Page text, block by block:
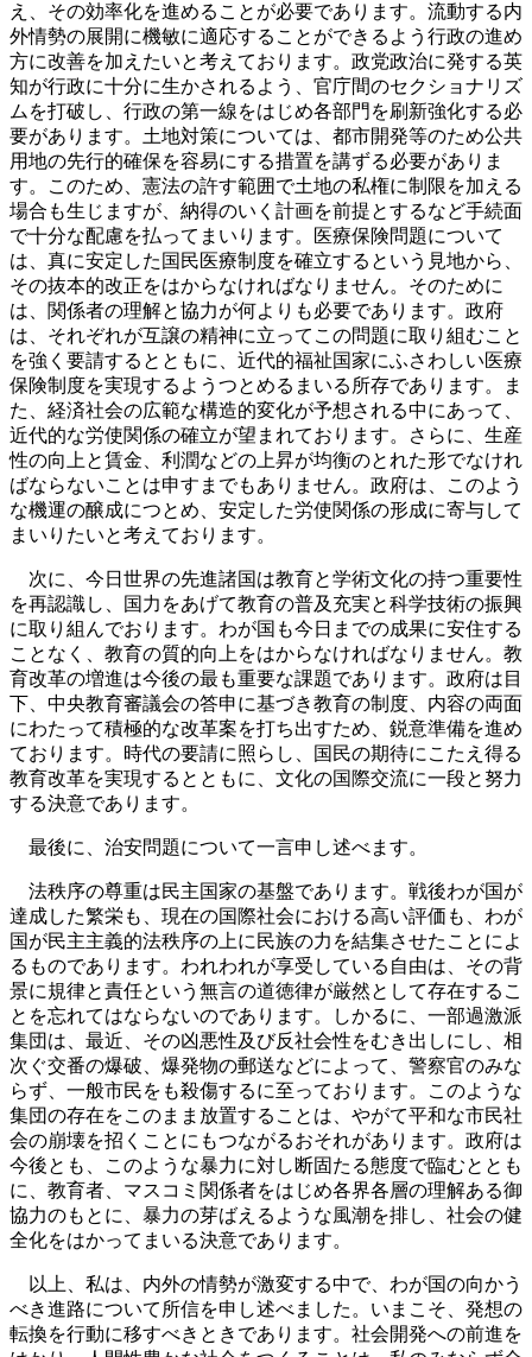
え、その効率化を進めることが必要であります。流動する内
外情勢の展開に機敏に適応することができるよう行政の進め
方に改善を加えたいと考えております。政党政治に発する英
知が行政に十分に生かされるよう、官庁間のセクショナリズ
ムを打破し、行政の第一線をはじめ各部門を刷新強化する必
要があります。土地対策については、都市開発等のため公共
用地の先行的確保を容易にする措置を講ずる必要がありま
す。このため、憲法の許す範囲で土地の私権に制限を加える
場合も生じますが、納得のいく計画を前提とするなど手続面
で十分な配慮を払ってまいります。医療保険問題について
は、真に安定した国民医療制度を確立するという見地から、
その抜本的改正をはからなければなりません。そのために
は、関係者の理解と協力が何よりも必要であります。政府
は、それぞれが互譲の精神に立ってこの問題に取り組むこと
を強く要請するとともに、近代的福祉国家にふさわしい医療
保険制度を実現するようつとめるまいる所存であります。ま
た、経済社会の広範な構造的変化が予想される中にあって、
近代的な労使関係の確立が望まれております。さらに、生産
性の向上と賃金、利潤などの上昇が均衡のとれた形でなけれ
ばならないことは申すまでもありません。政府は、このよう
な機運の醸成につとめ、安定した労使関係の形成に寄与して
まいりたいと考えております。
次に、今日世界の先進諸国は教育と学術文化の持つ重要性
を再認識し、国力をあげて教育の普及充実と科学技術の振興
に取り組んでおります。わが国も今日までの成果に安住する
ことなく、教育の質的向上をはからなければなりません。教
育改革の増進は今後の最も重要な課題であります。政府は目
下、中央教育審議会の答申に基づき教育の制度、内容の両面
にわたって積極的な改革案を打ち出すため、鋭意準備を進め
ております。時代の要請に照らし、国民の期待にこたえ得る
教育改革を実現するとともに、文化の国際交流に一段と努力
する決意であります。
最後に、治安問題について一言申し述べます。
法秩序の尊重は民主国家の基盤であります。戦後わが国が
達成した繁栄も、現在の国際社会における高い評価も、わが
国が民主主義的法秩序の上に民族の力を結集させたことによ
るものであります。われわれが享受している自由は、その背
景に規律と責任という無言の道徳律が厳然として存在するこ
とを忘れてはならないのであります。しかるに、一部過激派
集団は、最近、その凶悪性及び反社会性をむき出しにし、相
次ぐ交番の爆破、爆発物の郵送などによって、警察官のみな
らず、一般市民をも殺傷するに至っております。このような
集団の存在をこのまま放置することは、やがて平和な市民社
会の崩壊を招くことにもつながるおそれがあります。政府は
今後とも、このような暴力に対し断固たる態度で臨むととも
に、教育者、マスコミ関係者をはじめ各界各層の理解ある御
協力のもとに、暴力の芽ばえるような風潮を排し、社会の健
全化をはかってまいる決意であります。
以上、私は、内外の情勢が激変する中で、わが国の向かう
べき進路について所信を申し述べました。いまこそ、発想の
転換を行動に移すべきときであります。社会開発への前進を